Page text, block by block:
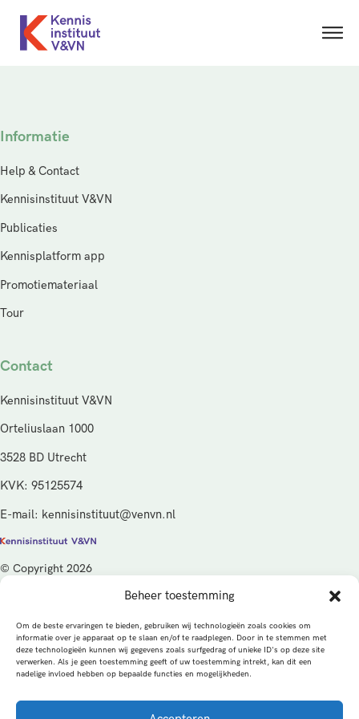
Beheer toestemming
Om de beste ervaringen te bieden, gebruiken wij technologieën zoals cookies om
informatie over je apparaat op te slaan en/of te raadplegen. Door in te stemmen met
deze technologieën kunnen wij gegevens zoals surfgedrag of unieke ID's op deze site
verwerken. Als je geen toestemming geeft of uw toestemming intrekt, kan dit een
nadelige invloed hebben op bepaalde functies en mogelijkheden.
Informatie
Help & Contact
Kennisinstituut V&VN
Publicaties
Kennisplatform app
Promotiemateriaal
Tour
Contact
Kennisinstituut V&VN
Orteliuslaan 1000
3528 BD Utrecht
KVK: 95125574
E-mail: kennisinstituut@venvn.nl
© Copyright 2026
De activiteiten van het Kennisinstituut V&VN worden gefinancierd
vanuit de kwaliteitsgelden van het ministerie van Volksgezondheid,
Welzijn en Sport (VWS), beheerd door ZonMw.
PrivacybeleidCookiesAlgemene voorwaarden